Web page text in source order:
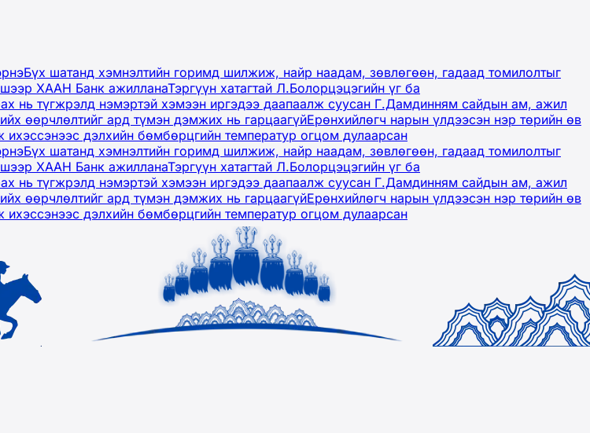
Бүх шатанд хэмнэлтийн горимд шилжиж, найр наадам, зөвлөгөөн, гадаад томилолтыг
ХААН Банк ажилланаТэргүүн хатагтай Л.Болорцэцэгийн үг ба
нь түгжрэлд нэмэртэй хэмээн иргэдээ даапаалж суусан Г.Дамдинням сайдын ам, ажил
өөрчлөлтийг ард түмэн дэмжих нь гарцаагүйЕрөнхийлөгч нарын үлдээсэн нэр төрийн өв
дэлхийн бөмбөрцгийн температур огцом дулаарсан
Бүх шатанд хэмнэлтийн горимд шилжиж, найр наадам, зөвлөгөөн, гадаад томилолтыг
ХААН Банк ажилланаТэргүүн хатагтай Л.Болорцэцэгийн үг ба
нь түгжрэлд нэмэртэй хэмээн иргэдээ даапаалж суусан Г.Дамдинням сайдын ам, ажил
өөрчлөлтийг ард түмэн дэмжих нь гарцаагүйЕрөнхийлөгч нарын үлдээсэн нэр төрийн өв
дэлхийн бөмбөрцгийн температур огцом дулаарсан